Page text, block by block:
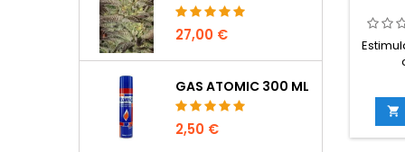
27,00 €
GAS ATOMIC 300 ML
2,50 €
